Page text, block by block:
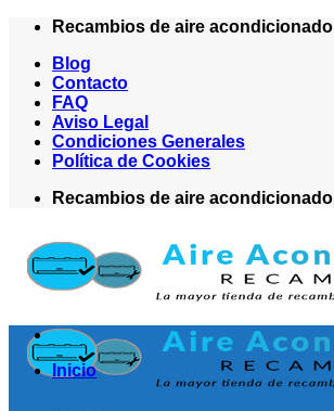
Saltar
contenido
Recambios de aire acondicionado
Blog
Contacto
FAQ
Aviso Legal
Condiciones Generales
Política de Cookies
Recambios de aire acondicionado
Inicio